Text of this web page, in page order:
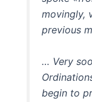
movingly,
previous
… Very
begin to